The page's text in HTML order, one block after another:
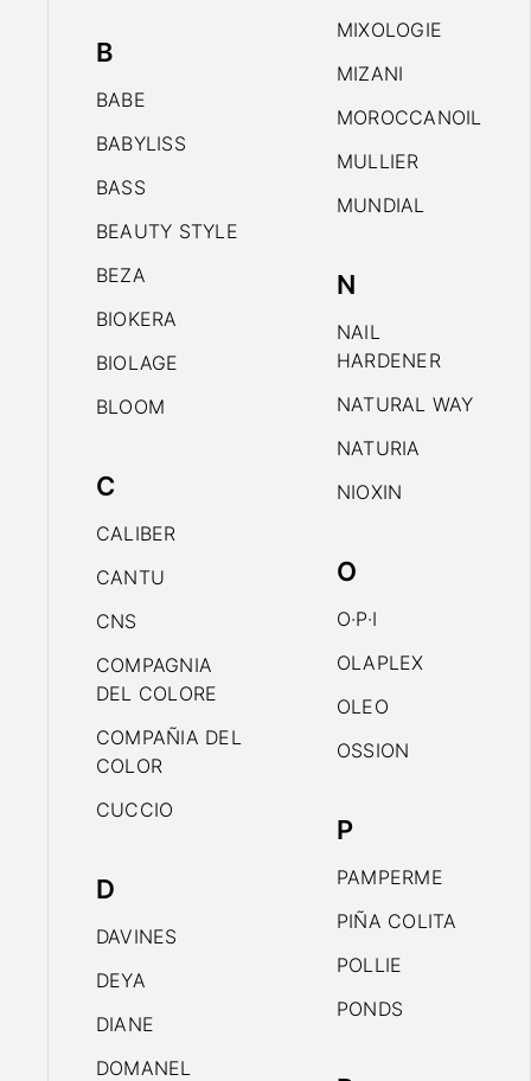
B
BABE
BABYLISS
BASS
BEAUTY STYLE
BEZA
BIOKERA
BIOLAGE
BLOOM
C
CALIBER
CANTU
CNS
COMPAGNIA
DEL COLORE
COMPAÑIA DEL
COLOR
CUCCIO
D
DAVINES
DEYA
DIANE
DOMANEL
MIXOLOGIE
MIZANI
MOROCCANOIL
MULLIER
MUNDIAL
N
NAIL
HARDENER
NATURAL WAY
NATURIA
NIOXIN
O
O·P·I
OLAPLEX
OLEO
OSSION
P
PAMPERME
PIÑA COLITA
POLLIE
PONDS